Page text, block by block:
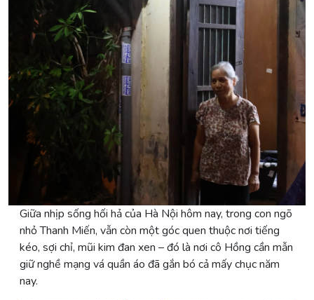
Giữa nhịp sống hối hả của Hà Nội hôm nay, trong con ngõ
nhỏ Thanh Miến, vẫn còn một góc quen thuộc nơi tiếng
kéo, sợi chỉ, mũi kim đan xen – đó là nơi cô Hồng cần mẫn
giữ nghề mạng vá quần áo đã gắn bó cả mấy chục năm
nay.